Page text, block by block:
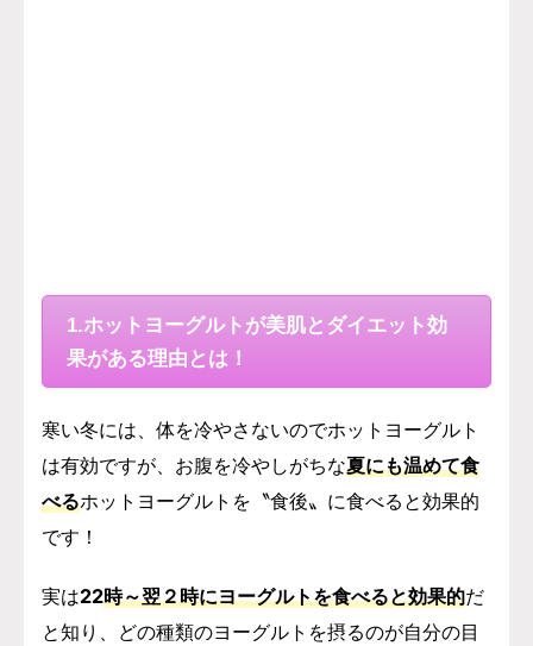
1.ホットヨーグルトが美肌とダイエット効
果がある理由とは！
寒い冬には、体を冷やさないのでホットヨーグルト
は有効ですが、お腹を冷やしがちな夏にも温めて食
べるホットヨーグルトを〝食後〟に食べると効果的
です！
実は22時～翌２時にヨーグルトを食べると効果的だ
と知り、どの種類のヨーグルトを摂るのが自分の目